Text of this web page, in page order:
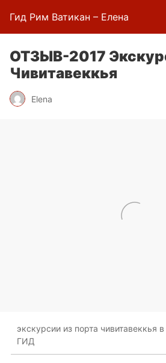
Гид Рим Ватикан – Елена
ОТЗЫВ-2017
Чивитавеккья
Elena
экскурсии из порта чивитавеккья
ГИД